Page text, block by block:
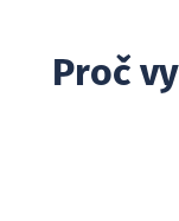
Proč